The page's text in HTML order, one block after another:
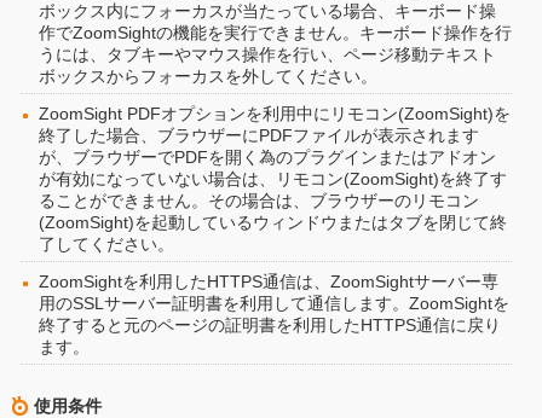
ボックス内にフォーカスが当たっている場合、キーボード操
作でZoomSightの機能を実行できません。キーボード操作を行
うには、タブキーやマウス操作を行い、ページ移動テキスト
ボックスからフォーカスを外してください。
ZoomSight PDFオプションを利用中にリモコン(ZoomSight)を
終了した場合、ブラウザーにPDFファイルが表示されます
が、ブラウザーでPDFを開く為のプラグインまたはアドオン
が有効になっていない場合は、リモコン(ZoomSight)を終了す
ることができません。その場合は、ブラウザーのリモコン
(ZoomSight)を起動しているウィンドウまたはタブを閉じて終
了してください。
ZoomSightを利用したHTTPS通信は、ZoomSightサーバー専
用のSSLサーバー証明書を利用して通信します。ZoomSightを
終了すると元のページの証明書を利用したHTTPS通信に戻り
ます。
使用条件